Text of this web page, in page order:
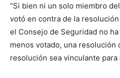
“Si bien ni un solo miembro
votó en contra de la
el Consejo de Seguridad no
menos votado, una resolución
resolución sea vinculante